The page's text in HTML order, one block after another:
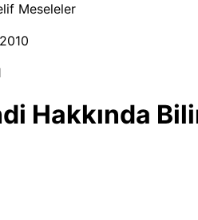
Meseleler
Hakkında